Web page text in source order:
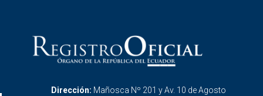
Dirección: Mañosca Nº 201 y Av. 10 de Agosto